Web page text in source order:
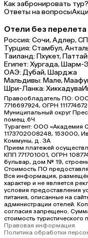
Как забронировать тур?
Ответы на вопросы
Отели без перелета
Россия:Сочи,Адлер,
Турция:Стамбул,
Таиланд:Пхукет,
Египет:Хургада,Шарм-
ОАЭ:Дубай,Шарджа
Мальдивы:Мале,
Шри-Ланка:Хиккадува
Правообладатель ПО:
7716697924, ОГРН
Муниципальный округ
помещ.6Ч
Турагент: ООО «Академия
1173702008248, 153000,
Коммуны, д. ЗА
Прием платежей
КПП 771701001, ОГРН
бульвар, дом № 19,
Стоимость ПО
Вся информация,
характер и не является
условия предоставления
питания, описанные на
администрации отелей.
согласия запрещено.
стоимость туристического
Правовая информация
Политика обработки